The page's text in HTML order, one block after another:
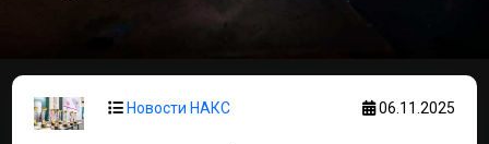
Новости НАКС 06.11.2025